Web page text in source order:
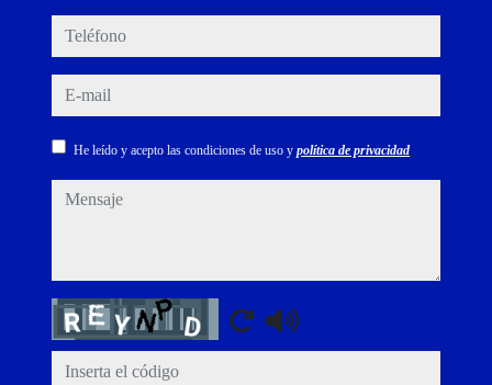
teléfono
e-mail
He leído y acepto las condiciones de uso y política de privacidad
mensaje
Captcha